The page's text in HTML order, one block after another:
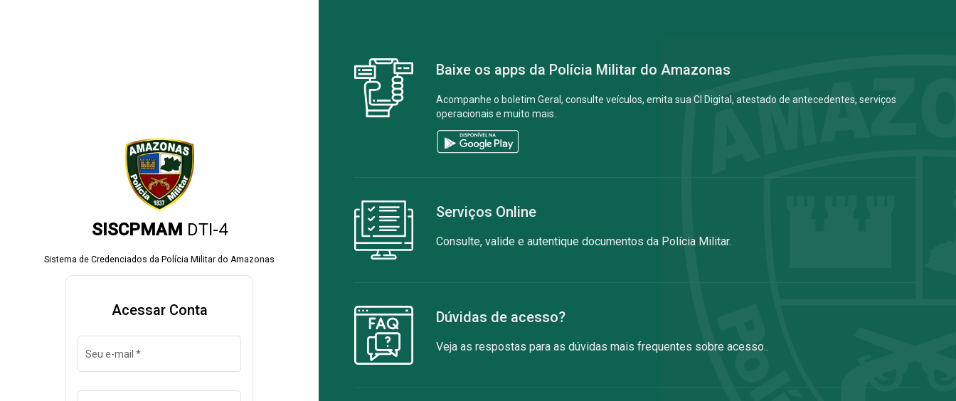
SISCPMAM DTI-4
Sistema de Credenciados da Polícia Militar do Amazonas
Acessar Conta
Seu e-mail *
Baixe os apps da Polícia Militar do Amazonas
Acompanhe o boletim Geral, consulte veículos, emita sua CI Digital, atestado de antecedentes, serviços
operacionais e muito mais.
Serviços Online
Consulte, valide e autentique documentos da Polícia Militar.
Dúvidas de acesso?
Veja as respostas para as dúvidas mais frequentes sobre acesso..